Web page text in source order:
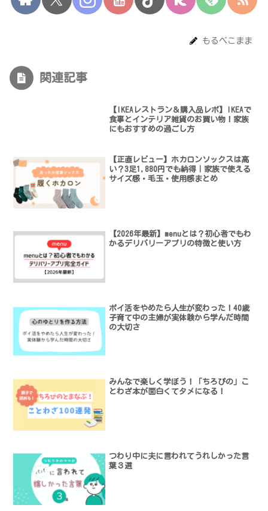
もるぺこまま
関連記事
【IKEAレストラン＆購入品レポ】IKEAで
食事とインテリア雑貨のお買い物！家族
にもおすすめの過ごし方
【正直レビュー】ホカロンソックスは高
い？3足1,880円でも納得｜家族で使える
サイズ感・毛玉・使用感まとめ
【2026年最新】menuとは？初心者でもわ
かるデリバリーアプリの特徴と使い方
ポイ活をやめたら人生が変わった！40歳
子育て中の主婦が実体験から学んだ時間
の大切さ
みんなで楽しく学ぼう！「ちろぴの」こ
とわざ本が面白くてタメになる！
つわり中に夫に言われてうれしかった言
葉３選